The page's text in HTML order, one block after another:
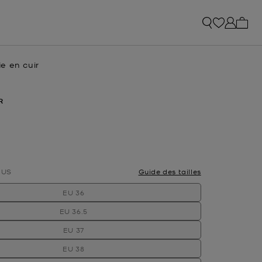
en cuir
US Guide des tailles
EU 36
EU 36.5
EU 37
EU 38